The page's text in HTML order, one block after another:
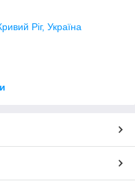
Ріг, Україна